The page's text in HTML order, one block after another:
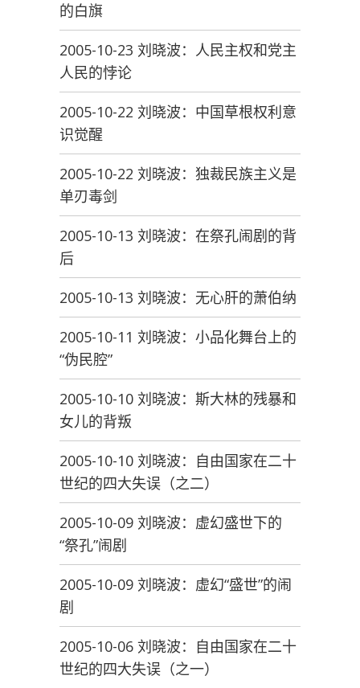
的白旗
2005-10-23 刘晓波：人民主权和党主
人民的悖论
2005-10-22 刘晓波：中国草根权利意
识觉醒
2005-10-22 刘晓波：独裁民族主义是
单刃毒剑
2005-10-13 刘晓波：在祭孔闹剧的背
后
2005-10-13 刘晓波：无心肝的萧伯纳
2005-10-11 刘晓波：小品化舞台上的
“伪民腔”
2005-10-10 刘晓波：斯大林的残暴和
女儿的背叛
2005-10-10 刘晓波：自由国家在二十
世纪的四大失误（之二）
2005-10-09 刘晓波：虚幻盛世下的
“祭孔”闹剧
2005-10-09 刘晓波：虚幻“盛世”的闹
剧
2005-10-06 刘晓波：自由国家在二十
世纪的四大失误（之一）